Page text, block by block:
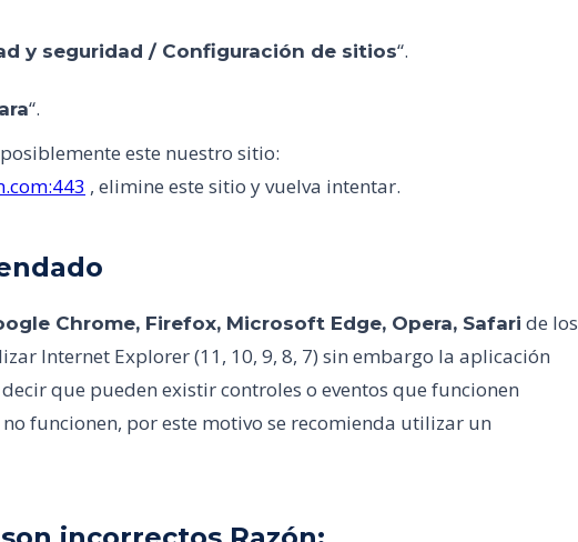
y seguridad / Configuración de sitios“.
“.
posiblemente este nuestro sitio:
, elimine este sitio y vuelva intentar.
Chrome, Firefox, Microsoft Edge, Opera, Safari de los
Internet Explorer (11, 10, 9, 8, 7) sin embargo la aplicación
que pueden existir controles o eventos que funcionen
funcionen, por este motivo se recomienda utilizar un